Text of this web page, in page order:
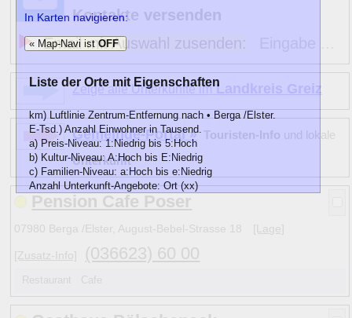
Kontakte versenden
Email mit Auswahl zusenden:
Zeige alle Unterkünfte im Landkreis Greiz
Gemeinde-Portal » Touristen-Info und lokale
Unterkunft
Pension Cafe Poser
07980 Berga /Elster, August-Bebel-Strasse 18 [Lage]
[Zusatz-Info] (036623) 60 00
Restaurant Cafe
In Karten navigieren:
« Map-Navi istOFF
Liste der Orte mit Eigenschaften
km) Luftlinie Zentrum-Entfernung nach • Berga /Elster.
E-Tsd.) Anzahl Einwohner in Tausend.
a) Preis-Niveau: 1:Niedrig bis 5:Hoch
b) Kultur-Niveau: A:Hoch bis E:Niedrig
c) Familien-Niveau: a:Hoch bis e:Niedrig
Anzahl Unterkunft-Angebote: Ort (xx)
km E-Tsd. abc)
Name
•
3 1C d » Berga /Elster (3)
1 Heukewalde
11 3 2D e Langenbernsdorf
8 3 1
8 7 1Cb Weida (4)